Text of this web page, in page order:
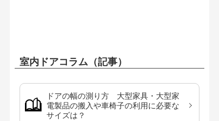
室内ドアコラム（記事）
ドアの幅の測り方 大型家具・大型家
電製品の搬入や車椅子の利用に必要な
サイズは？